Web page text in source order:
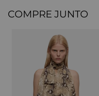
COMPRE JUNTO